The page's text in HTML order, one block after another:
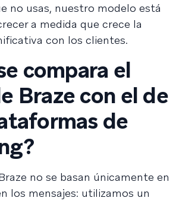
no usas, nuestro modelo está
a medida que crece la
con los clientes.
compara el
Braze con el de
de
no se basan únicamente en
los mensajes: utilizamos un